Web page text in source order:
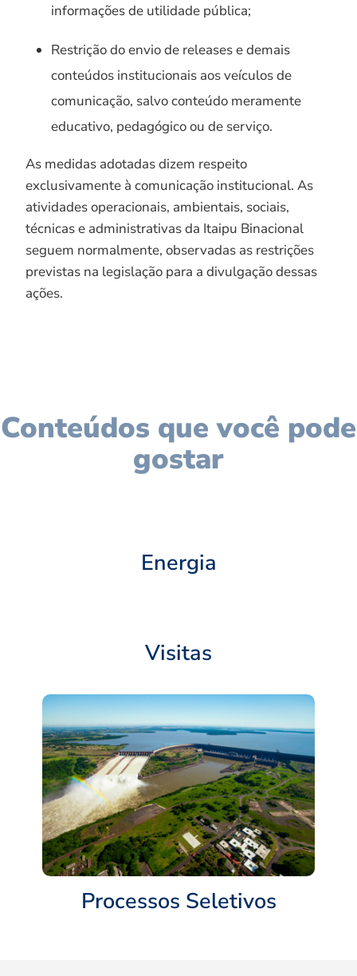
informações de utilidade pública;
Restrição do envio de releases e demais
conteúdos institucionais aos veículos de
comunicação, salvo conteúdo meramente
educativo, pedagógico ou de serviço.
As medidas adotadas dizem respeito
exclusivamente à comunicação institucional. As
atividades operacionais, ambientais, sociais,
técnicas e administrativas da Itaipu Binacional
seguem normalmente, observadas as restrições
previstas na legislação para a divulgação dessas
ações.
Conteúdos que você pode
gostar
Energia
Visitas
Processos Seletivos